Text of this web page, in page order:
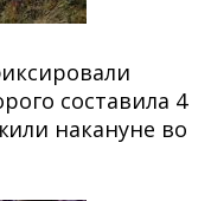
составила 4
накануне во